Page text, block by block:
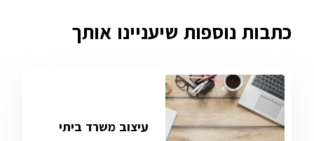
כתבות נוספות שיעניינו אותך
עיצוב משרד ביתי